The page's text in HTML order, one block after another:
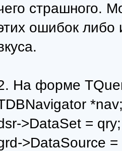
страшного.
ошибок либо
На форме
>DataSet = qry;
>DataSource =